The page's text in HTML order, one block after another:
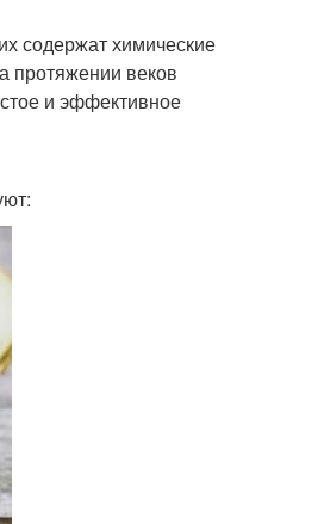
содержат химические
протяжении веков
и эффективное